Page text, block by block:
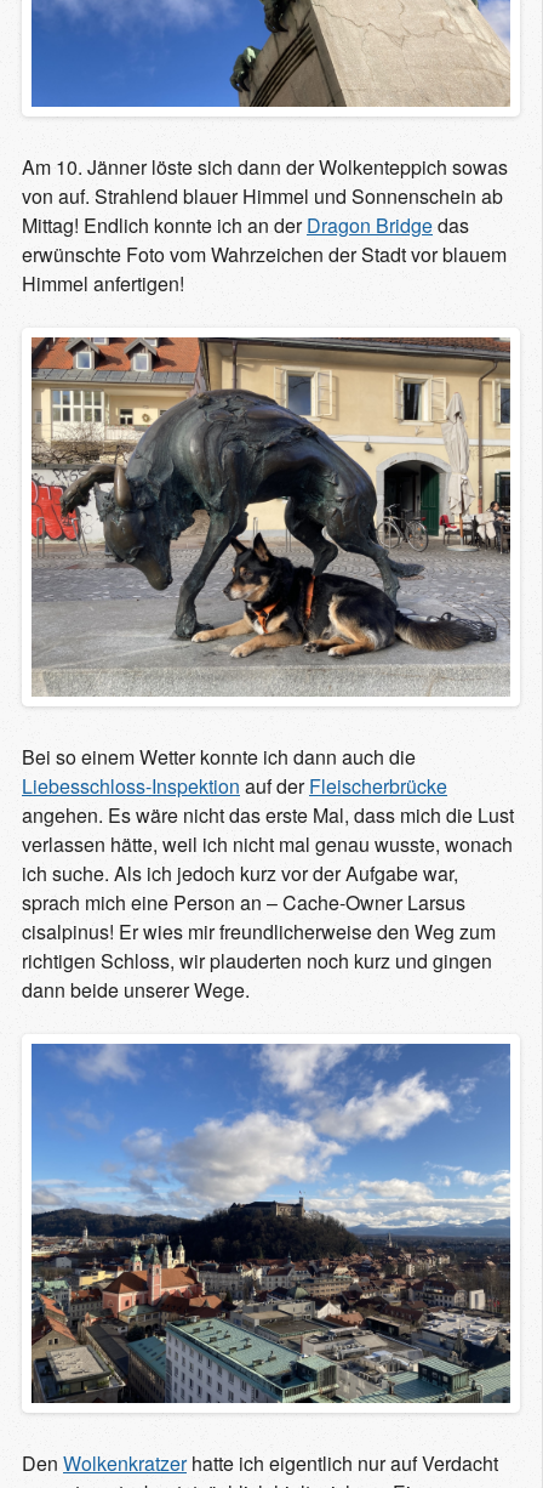
Am 10. Jänner löste sich dann der Wolkenteppich sowas
von auf. Strahlend blauer Himmel und Sonnenschein ab
Mittag! Endlich konnte ich an derDragon Bridgedas
erwünschte Foto vom Wahrzeichen der Stadt vor blauem
Himmel anfertigen!
Bei so einem Wetter konnte ich dann auch die
Liebesschloss-Inspektion auf derFleischerbrücke
angehen. Es wäre nicht das erste Mal, dass mich die Lust
verlassen hätte, weil ich nicht mal genau wusste, wonach
ich suche. Als ich jedoch kurz vor der Aufgabe war,
sprach mich eine Person an – Cache-Owner Larsus
cisalpinus! Er wies mir freundlicherweise den Weg zum
richtigen Schloss, wir plauderten noch kurz und gingen
dann beide unserer Wege.
Den Wolkenkratzerhatte ich eigentlich nur auf Verdacht